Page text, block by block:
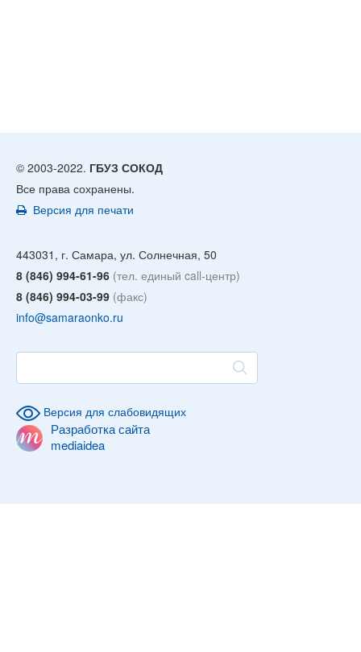
© 2003-2022. ГБУЗ СОКОД
Все права сохранены.
Версия для печати
443031, г. Самара, ул. Солнечная, 50
8 (846) 994-61-96 (тел. единый call-центр)
8 (846) 994-03-99 (факс)
info@samaraonko.ru
Версия для слабовидящих
Разработка сайта
mediaidea